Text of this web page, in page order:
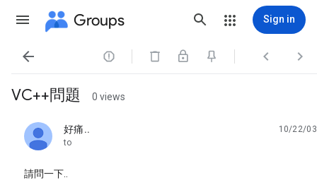
Groups Sign in
   
VC++問題 0 views
好痛..
unread,
10/22/03
to
請問一下..